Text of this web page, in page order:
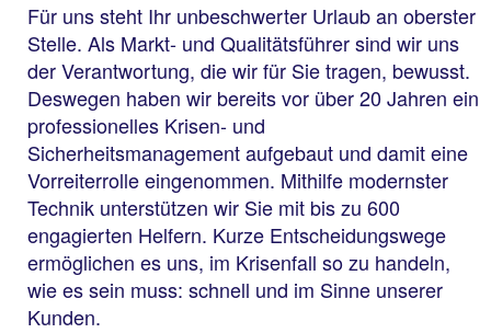
Für uns steht Ihr unbeschwerter Urlaub an oberster
Stelle. Als Markt- und Qualitätsführer sind wir uns
der Verantwortung, die wir für Sie tragen, bewusst.
Deswegen haben wir bereits vor über 20 Jahren ein
professionelles Krisen- und
Sicherheitsmanagement aufgebaut und damit eine
Vorreiterrolle eingenommen. Mithilfe modernster
Technik unterstützen wir Sie mit bis zu 600
engagierten Helfern. Kurze Entscheidungswege
ermöglichen es uns, im Krisenfall so zu handeln,
wie es sein muss: schnell und im Sinne unserer
Kunden.